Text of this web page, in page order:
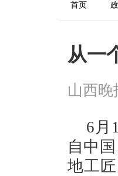
首页
从一
山西晚
6月
自中
地工